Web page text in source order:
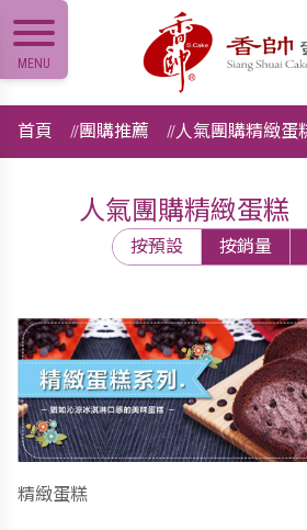
MENU
首頁 團購推薦 人氣團購精緻蛋
人氣團購精緻蛋糕
按預設 按銷量
精緻蛋糕